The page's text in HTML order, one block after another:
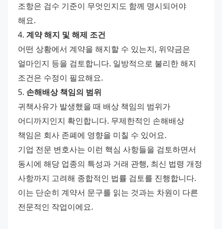
조항은 검수 기준이 무엇인지도 함께 명시되어야
해요.
4. 계약 해지 및 해제 조건
어떤 상황에서 계약을 해지할 수 있는지, 위약금은
얼마인지 등을 검토합니다. 일방적으로 불리한 해지
조건은 수정이 필요해요.
5. 손해배상 책임의 범위
귀책사유가 발생했을 때 배상 책임의 범위가
어디까지인지 확인합니다. 무제한적인 손해배상
책임은 회사 존폐에 영향을 미칠 수 있어요.
기업 전문 변호사는 이런 핵심 사항들을 검토하면서
동시에 해당 업종의 특성과 거래 관행, 최신 법령 개정
사항까지 고려해 종합적인 법률 검토를 진행합니다.
이는 단순히 계약서 문구를 읽는 것과는 차원이 다른
전문적인 작업이에요.